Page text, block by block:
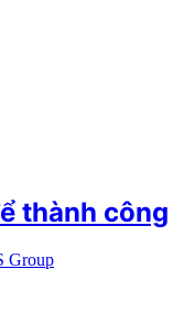
thành công
Group